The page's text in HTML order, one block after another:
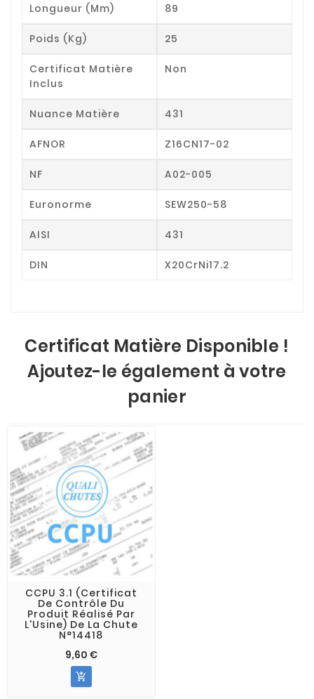
Longueur (mm) 89
Poids (kg) 25
Certificat Matière
Inclus
Non
Nuance Matière 431
AFNOR Z16CN17-02
NF A02-005
Euronorme SEW250-58
AISI 431
DIN X20CrNi17.2
Certificat Matière Disponible !
Ajoutez-le également à votre
panier
CCPU 3.1 (Certificat
De Contrôle Du
Produit Réalisé Par
L'Usine) De La Chute
N°14418
9,60 €
